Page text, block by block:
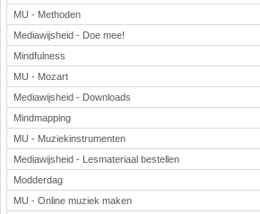
MU - Methoden
Mediawijsheid - Doe mee!
Mindfulness
MU - Mozart
Mediawijsheid - Downloads
Mindmapping
MU - Muziekinstrumenten
Mediawijsheid - Lesmateriaal bestellen
Modderdag
MU - Online muziek maken